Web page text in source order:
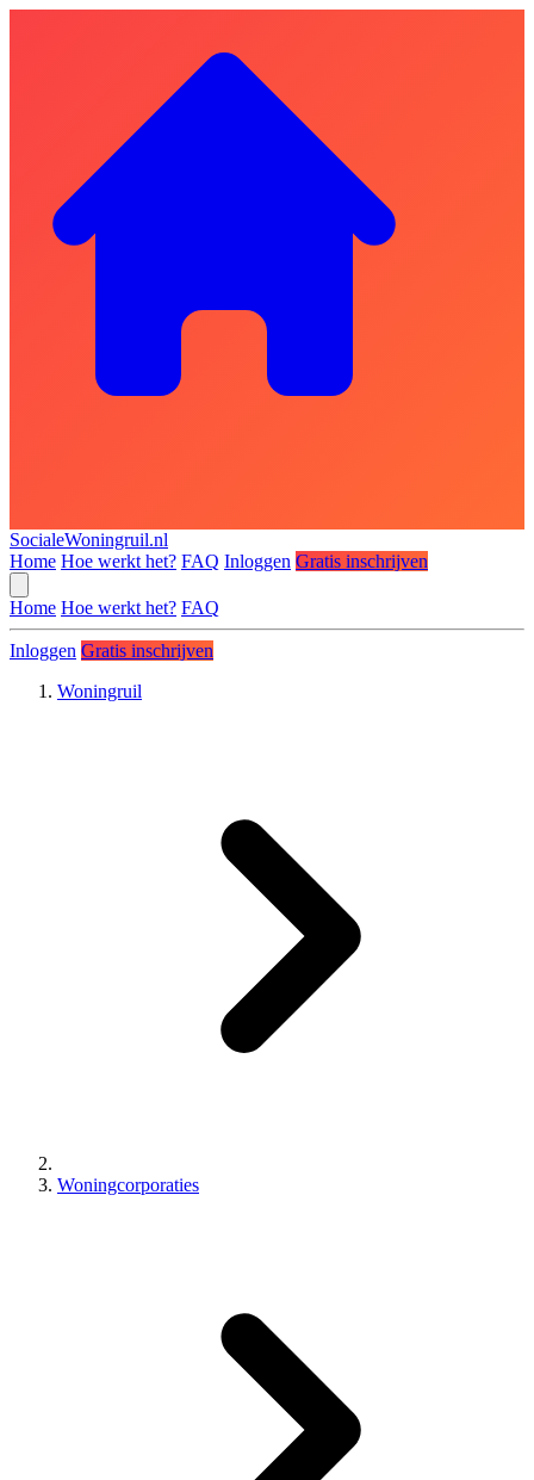
SocialeWoningruil.nl
Home Hoe werkt het? FAQ Inloggen Gratis inschrijven
Home Hoe werkt het? FAQ
Inloggen Gratis inschrijven
Woningruil
Woningcorporaties